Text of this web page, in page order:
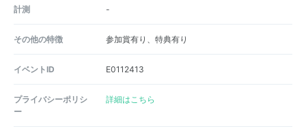
計測 -
その他の特徴 参加賞有り、特典有り
イベントID E0112413
プライバシーポリシ
ー
詳細はこちら